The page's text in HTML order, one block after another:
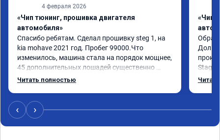
4 февраля 2026
«Чип тюнинг, прошивка двигателя
автомобиля»
Спасибо ребятам. Сделал прошивку steg 1, на
kia mohave 2021 год. Пробег 99000.Что
изменилось, машина стала на порядок мощнее,
45 дополнительных лошадей существенно
чувствуется и соответственно крутящего
12-12.5. Коробка перестала подпинывать при
наборе скорости. Педаль газа более
отзывчевее. В целом, я очень доволен.!
Читать полностью
«Чип
Долго
Stage
с
‹ ›